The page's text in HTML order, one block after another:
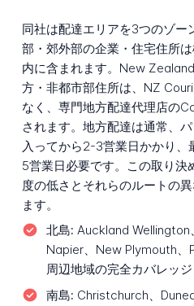
同社は配達エリアを3つのゾー
部・郊外部の企業・住宅住所
内に含まれます。New
方・非都市部住所は、NZ
なく、専門地方配達代理店の
されます。地方配達は通常、
入ってから2-3営業日かかり
5営業日必要です。この取り決
度の低さとそれらのルートの
ます。
北島: Auckland Wellington
Napier、New Plymouth
周辺地域の完全カバレッジ
南島: Christchurch、